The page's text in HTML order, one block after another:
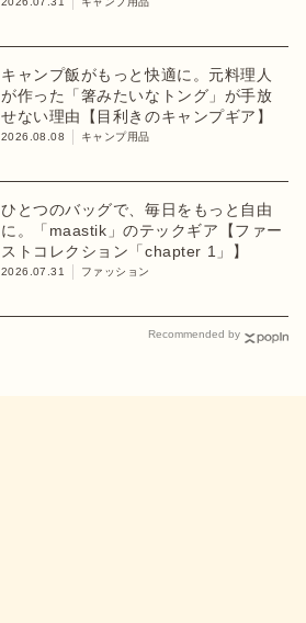
キャンプ飯がもっと快適に。元料理人
が作った「箸みたいなトング」が手放
せない理由【目利きのキャンプギア】
2026.08.08 キャンプ用品
ひとつのバッグで、毎日をもっと自由
に。「maastik」のテックギア【ファー
ストコレクション「chapter 1」】
2026.07.31 ファッション
Recommended by